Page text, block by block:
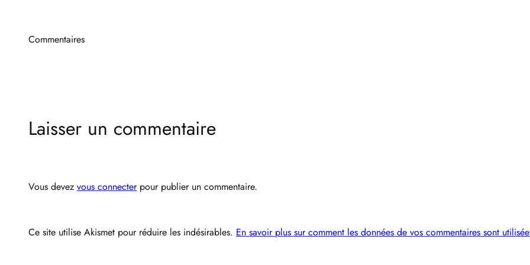
Commentaires
Laisser un commentaire
Vous devez vous connecterpour publier un commentaire.
Ce site utilise Akismet pour réduire les indésirables. En savoir plus sur comment les données de vos commentaires sont